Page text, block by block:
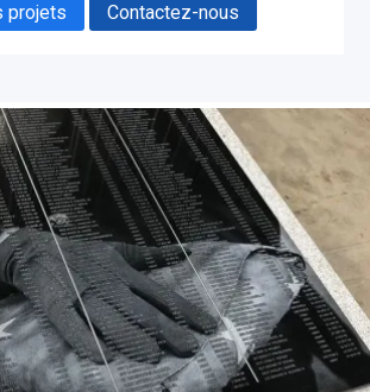
projets Contactez-nous